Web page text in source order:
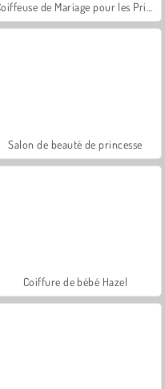
Salon de beauté de princesse
Coiffure de bébé Hazel